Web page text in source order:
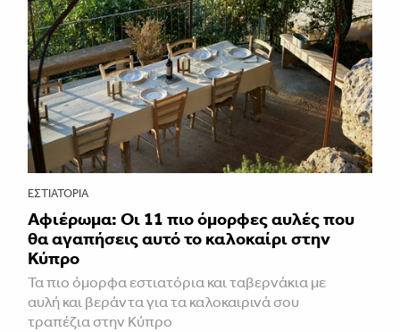
ΕΣΤΙΑΤΌΡΙΑ
Αφιέρωμα: Οι 11 πιο όμορφες αυλές που
θα αγαπήσεις αυτό το καλοκαίρι στην
Κύπρο
Τα πιο όμορφα εστιατόρια και ταβερνάκια με
αυλή και βεράντα για τα καλοκαιρινά σου
τραπέζια στην Κύπρο